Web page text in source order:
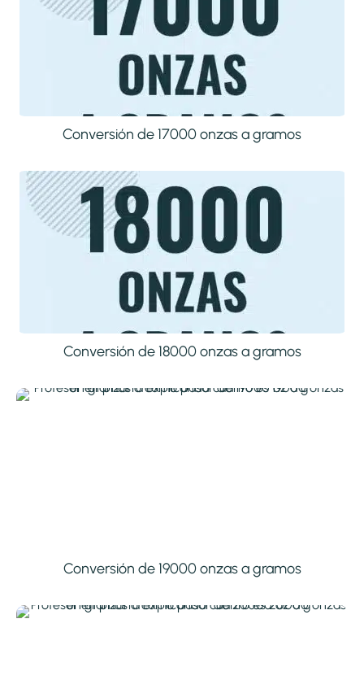
Conversión de 17000 onzas a gramos
Conversión de 18000 onzas a gramos
Conversión de 19000 onzas a gramos